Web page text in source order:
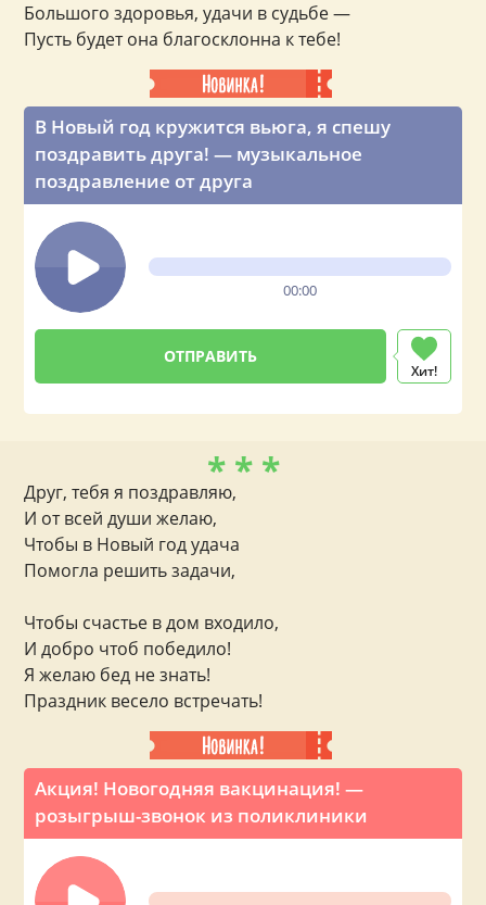
В Новый год кружится вьюга, я спешу
поздравить друга! — музыкальное
поздравление от друга
00:00
Хит!
Большого здоровья, удачи в судьбе —
Пусть будет она благосклонна к тебе!
Акция! Новогодняя вакцинация! —
розыгрыш-звонок из поликлиники
* * *
Друг, тебя я поздравляю,
И от всей души желаю,
Чтобы в Новый год удача
Помогла решить задачи,
Чтобы счастье в дом входило,
И добро чтоб победило!
Я желаю бед не знать!
Праздник весело встречать!